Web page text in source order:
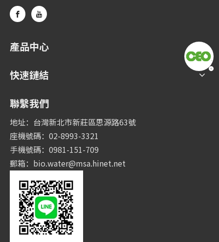
產品中心
快速鏈結
聯繫我們
地址：台灣新北市新莊區思源路63號
座機號碼：02-8993-3321
手機號碼：0981-151-709
郵箱： bio.water@msa.hinet.net